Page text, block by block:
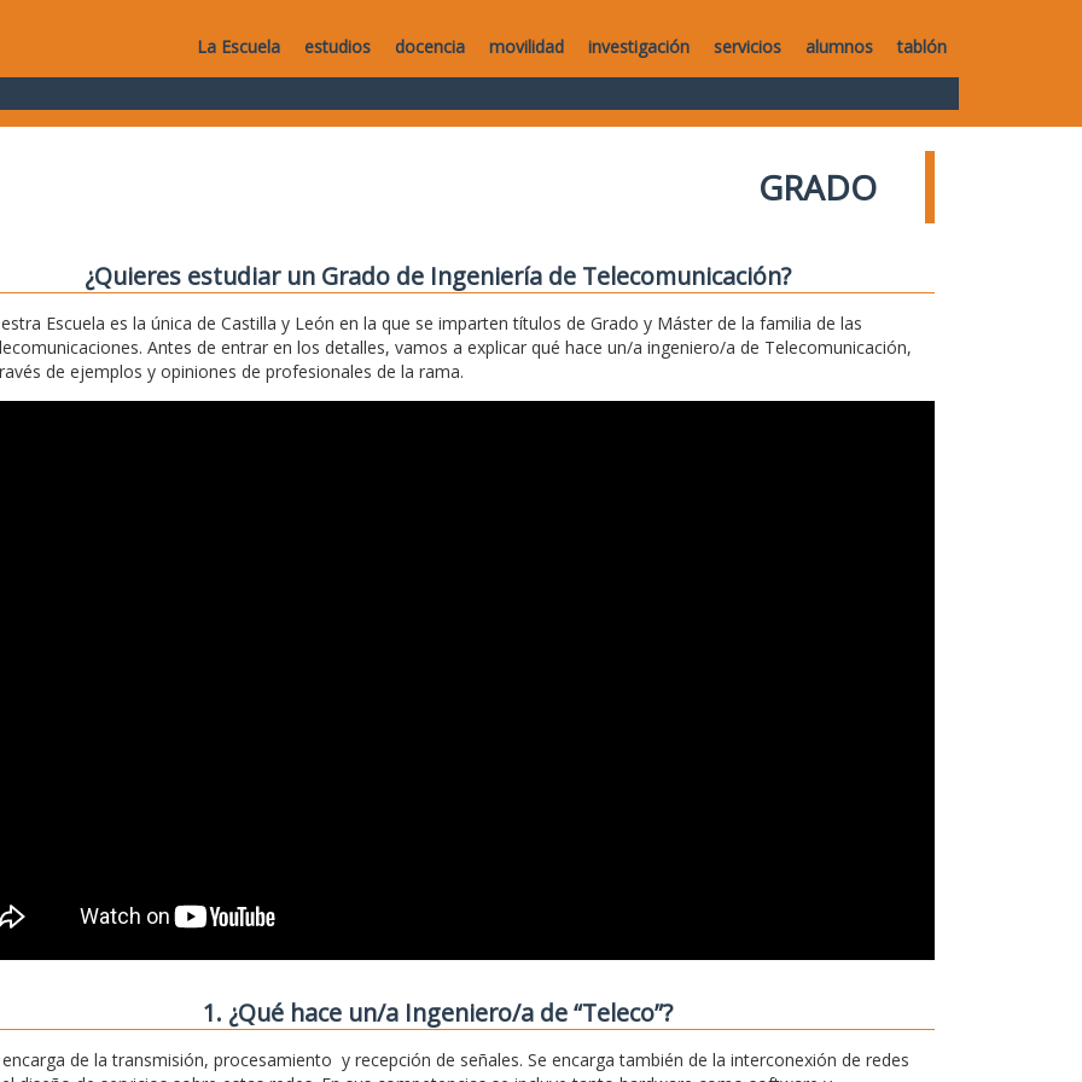
La Escuela estudios docencia movilidad investigación servicios alumnos tablón
GRADO
¿Quieres estudiar un Grado de Ingeniería de Telecomunicación?
Escuela es la única de Castilla y León en la que se imparten títulos de Grado y Máster de la familia de las
Antes de entrar en los detalles, vamos a explicar qué hace un/a ingeniero/a de Telecomunicación,
de ejemplos y opiniones de profesionales de la rama.
1. ¿Qué hace un/a Ingeniero/a de “Teleco”?
encarga de la transmisión, procesamiento y recepción de señales. Se encarga también de la interconexión de redes